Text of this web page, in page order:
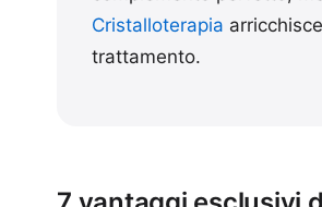
Cristalloterapia
trattamento.